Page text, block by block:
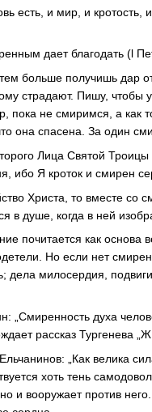
есть, и мир, и кротость,
дает благодать (l
больше получишь дар
страдают. Пишу, чтобы
пока не смиримся, а как
она спасена. За один
Лица Святой
ибо Я кроток и смирен
Христа, то вместе
в душе, когда в ней
почитается как
Но если нет
дела милосердия,
„Смиренность духа
рассказ Тургенева
„Как велика
хоть тень
и вооружает против